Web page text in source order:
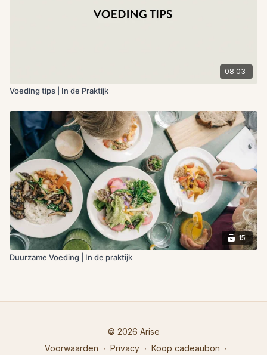
08:03
Voeding tips | In de Praktijk
15
Duurzame Voeding | In de praktijk
© 2026 Arise
Voorwaarden ∙ Privacy ∙ Koop cadeaubon ∙